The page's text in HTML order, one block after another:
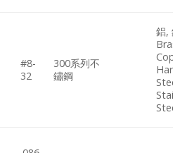
#8-
32
300系列不
鏽鋼
鋁,
Hard
Steel